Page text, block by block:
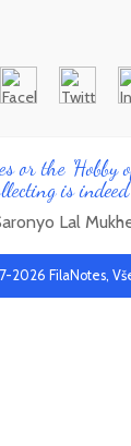
or the 'Hobby
is
Lal
2026 FilaNotes,